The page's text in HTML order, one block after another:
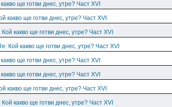
ще готви днес, утре? Част XVI
какво ще готви днес, утре? Част XVI
Кой какво ще готви днес, утре? Част XVI
Кой какво ще готви днес, утре? Част XVI
ще готви днес, утре? Част XVI
ще готви днес, утре? Част XVI
какво ще готви днес, утре? Част XVI
Кой какво ще готви днес, утре? Част XVI